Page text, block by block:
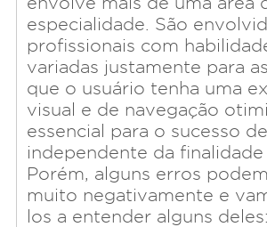
especialidade. São
profissionais com
variadas justamente para
que o usuário tenha uma
visual e de navegação
essencial para o sucesso
independente da finalidade
Porém, alguns erros
muito negativamente e
los a entender alguns deles: